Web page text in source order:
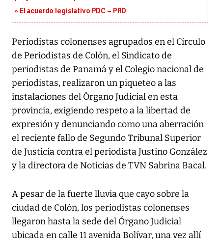
El acuerdo legislativo PDC – PRD
Periodistas colonenses agrupados en el Círculo
de Periodistas de Colón, el Sindicato de
periodistas de Panamá y el Colegio nacional de
periodistas, realizaron un piqueteo a las
instalaciones del Órgano Judicial en esta
provincia, exigiendo respeto a la libertad de
expresión y denunciando como una aberración
el reciente fallo de Segundo Tribunal Superior
de Justicia contra el periodista Justino González
y la directora de Noticias de TVN Sabrina Bacal.
A pesar de la fuerte lluvia que cayo sobre la
ciudad de Colón, los periodistas colonenses
llegaron hasta la sede del Órgano Judicial
ubicada en calle 11 avenida Bolívar, una vez allí